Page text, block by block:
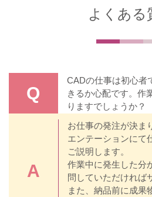
よくある
Q
CADの仕事は初心者
きるか心配です。作
りますでしょうか？
A
お仕事の発注が決ま
エンテーションにて
ご説明します。
作業中に発生した分
問していただければ
また、納品前に成果